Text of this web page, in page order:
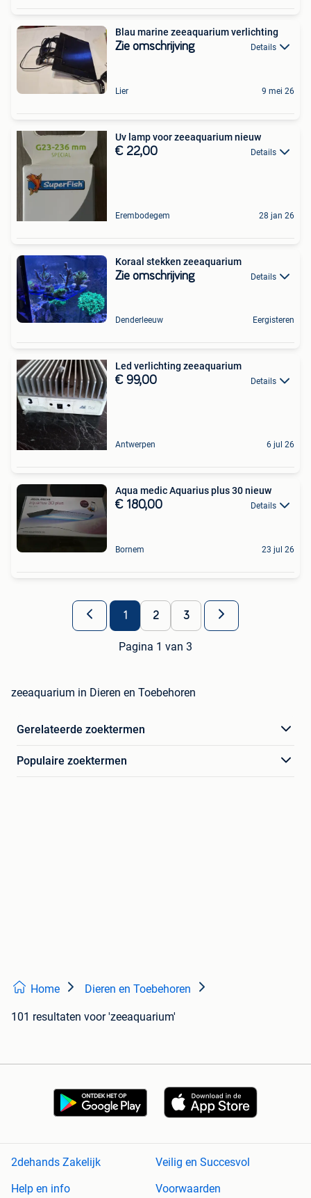
Blau marine zeeaquarium verlichting
Zie omschrijving Details
Lier 9 mei 26
Uv lamp voor zeeaquarium nieuw
€ 22,00 Details
Erembodegem 28 jan 26
Koraal stekken zeeaquarium
Zie omschrijving Details
Denderleeuw Eergisteren
Led verlichting zeeaquarium
€ 99,00 Details
Antwerpen 6 jul 26
Aqua medic Aquarius plus 30 nieuw
€ 180,00 Details
Bornem 23 jul 26
1 2 3
Pagina 1 van 3
zeeaquarium in Dieren en Toebehoren
Gerelateerde zoektermen
Populaire zoektermen
Home Dieren en Toebehoren
101 resultaten voor 'zeeaquarium'
2dehands Zakelijk
Veilig en Succesvol
Help en info
Voorwaarden